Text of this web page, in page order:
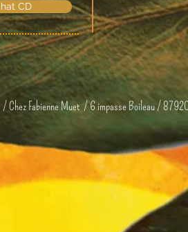
CD
/ Chez Fabienne Muet / 6 impasse Boileau /